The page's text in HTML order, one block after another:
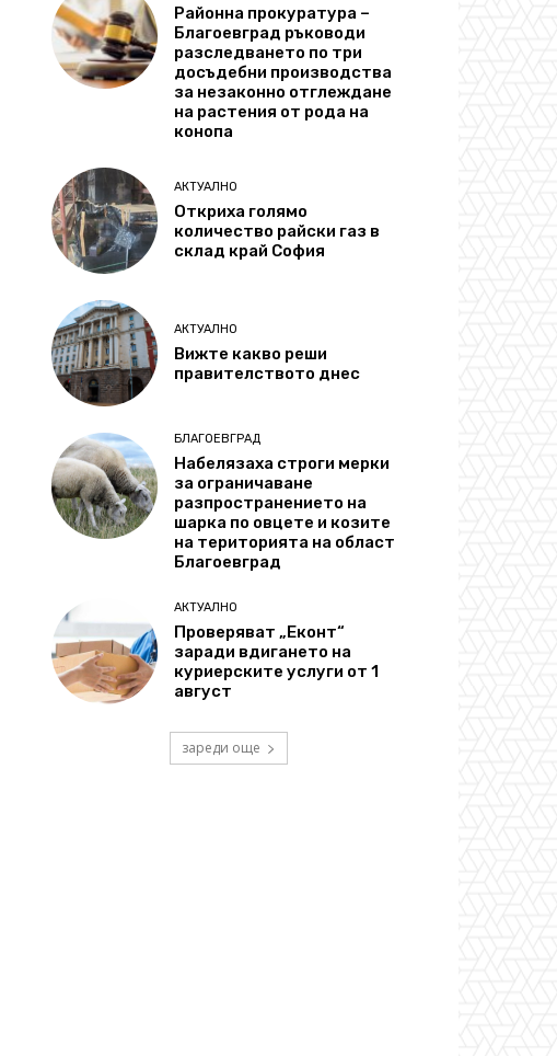
Районна прокуратура –
Благоевград ръководи
разследването по три
досъдебни производства
за незаконно отглеждане
на растения от рода на
конопа
АКТУАЛНО
Откриха голямо
количество райски газ в
склад край София
АКТУАЛНО
Вижте какво реши
правителството днес
БЛАГОЕВГРАД
Набелязаха строги мерки
за ограничаване
разпространението на
шарка по овцете и козите
на територията на област
Благоевград
АКТУАЛНО
Проверяват „Еконт“
заради вдигането на
куриерските услуги от 1
август
зареди още